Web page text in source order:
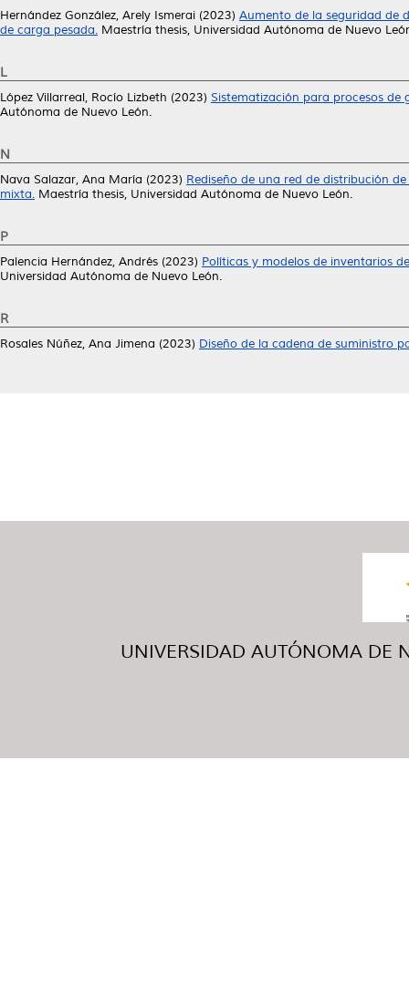
Hernández González, Arely Ismerai (2023) Aumento de la seguridad de
de carga pesada. Maestría thesis, Universidad Autónoma de Nuevo
L
López Villarreal, Rocío Lizbeth (2023) Sistematización para procesos de
Autónoma de Nuevo León.
N
Nava Salazar, Ana María (2023) Rediseño de una red de distribución
mixta. Maestría thesis, Universidad Autónoma de Nuevo León.
P
Palencia Hernández, Andrés (2023) Políticas y modelos de inventarios
Universidad Autónoma de Nuevo León.
R
Rosales Núñez, Ana Jimena (2023) Diseño de la cadena de suministro
UNIVERSIDAD AUTÓNOMA DE